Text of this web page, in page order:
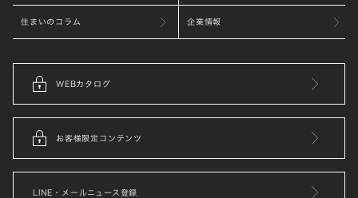
住まいのコラム 企業情報
WEBカタログ
お客様限定コンテンツ
LINE・メールニュース登録